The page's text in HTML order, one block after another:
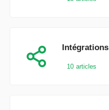
Intégrations
10 articles